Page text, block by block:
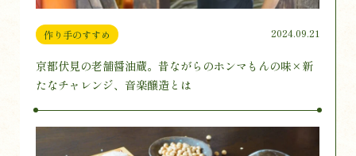
作り手のすすめ 2024.09.21
京都伏見の老舗醤油蔵。昔ながらのホンマもんの味×新
たなチャレンジ、音楽醸造とは